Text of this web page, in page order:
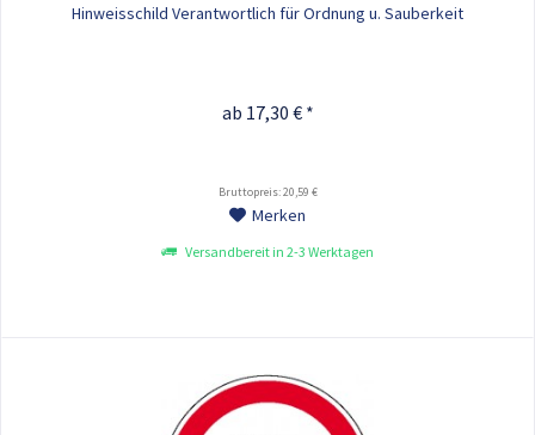
Hinweisschild Verantwortlich für Ordnung u. Sauberkeit
ab 17,30 € *
Bruttopreis: 20,59 €
Merken
Versandbereit in 2-3 Werktagen